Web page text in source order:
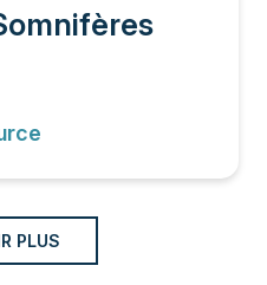
PLUS